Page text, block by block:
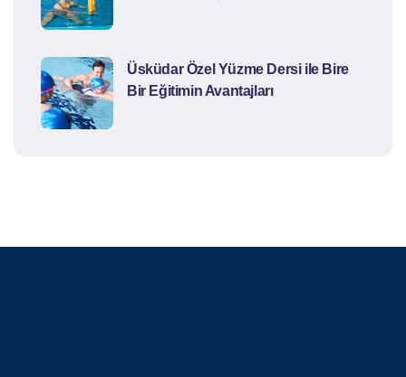
Üsküdar Özel Yüzme Dersi ile Bire
Bir Eğitimin Avantajları